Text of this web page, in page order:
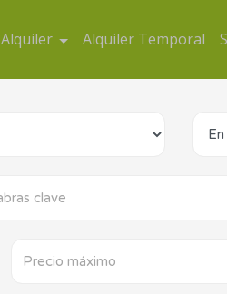
Alquiler Alquiler Temporal